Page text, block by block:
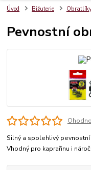
Úvod Bižuterie
Pevnostní
Silný a spolehlivý
Vhodný pro kaprařinu i